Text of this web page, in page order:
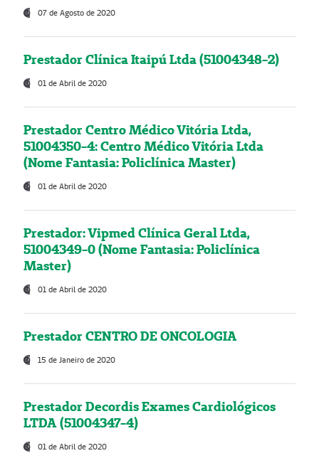
07 de Agosto de 2020
Prestador Clínica Itaipú Ltda (51004348-2)
01 de Abril de 2020
Prestador Centro Médico Vitória Ltda,
51004350-4: Centro Médico Vitória Ltda
(Nome Fantasia: Policlínica Master)
01 de Abril de 2020
Prestador: Vipmed Clínica Geral Ltda,
51004349-0 (Nome Fantasia: Policlínica
Master)
01 de Abril de 2020
Prestador CENTRO DE ONCOLOGIA
15 de Janeiro de 2020
Prestador Decordis Exames Cardiológicos
LTDA (51004347-4)
01 de Abril de 2020